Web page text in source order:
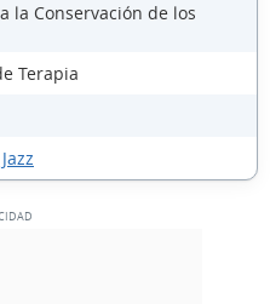
la Conservación de los
Terapia